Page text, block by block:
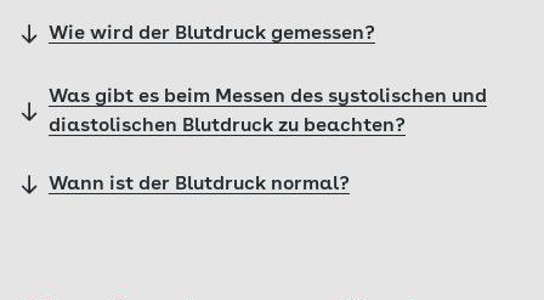
Wie wird der Blutdruck gemessen?
Was gibt es beim Messen des systolischen und
diastolischen Blutdruck zu beachten?
Wann ist der Blutdruck normal?